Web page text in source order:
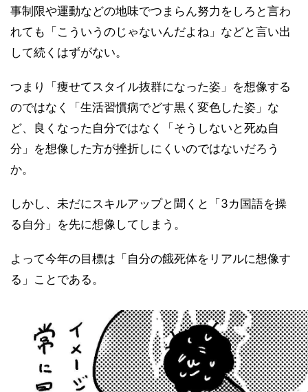
事制限や運動などの地味でつまらん努力をしろと言わ
れても「こういうのじゃないんだよね」などと言い出
して続くはずがない。
つまり「痩せてスタイル抜群になった姿」を想像する
のではなく「生活習慣病でどす黒く変色した姿」な
ど、良くなった自分ではなく「そうしないと死ぬ自
分」を想像した方が挫折しにくいのではないだろう
か。
しかし、未だにスキルアップと聞くと「3カ国語を操
る自分」を先に想像してしまう。
よって今年の目標は「自分の餓死体をリアルに想像す
る」ことである。